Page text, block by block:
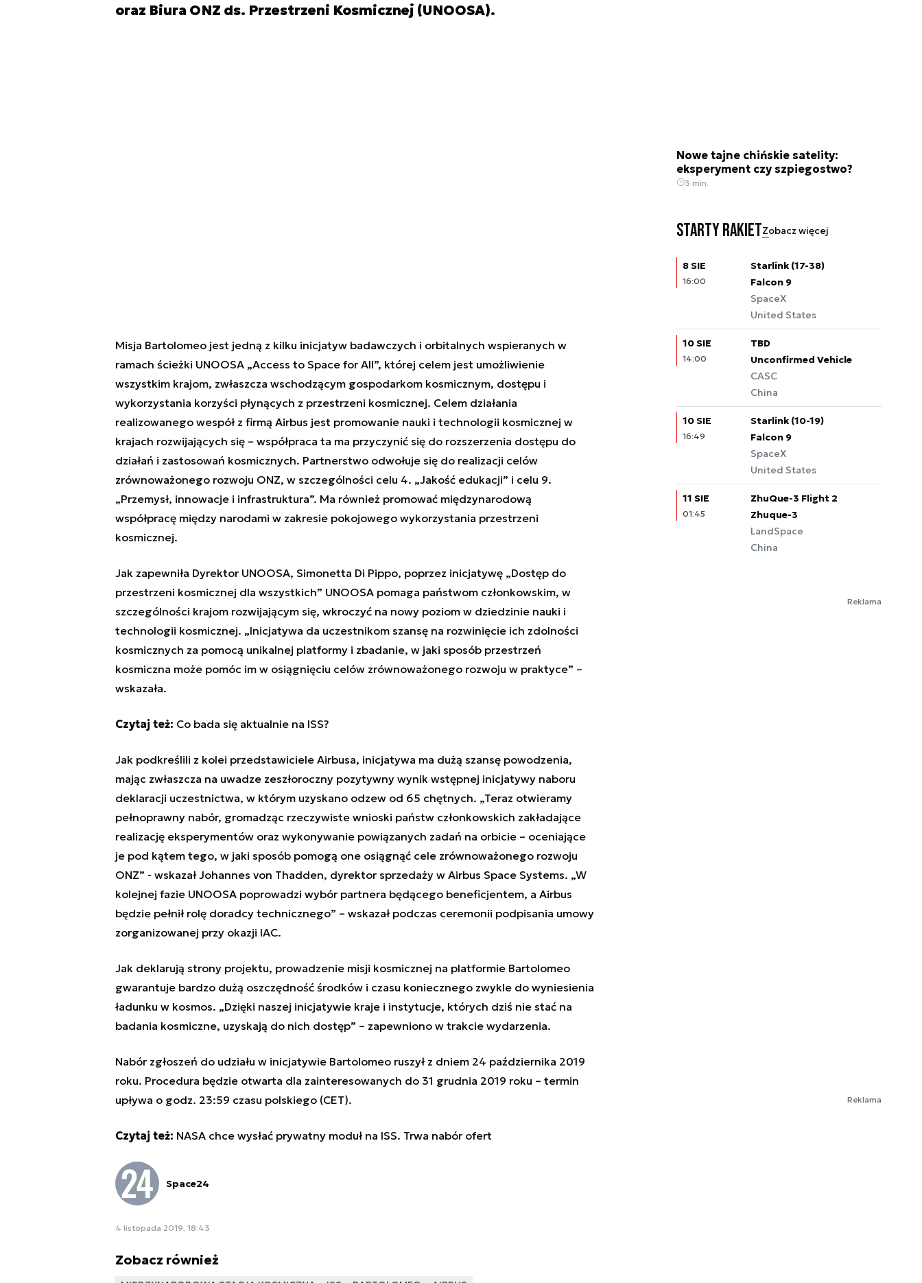
oraz Biura ONZ ds. Przestrzeni Kosmicznej (UNOOSA).
Misja Bartolomeo jest jedną z kilku inicjatyw badawczych i orbitalnych wspieranych w
ramach ścieżki UNOOSA „Access to Space for All”, której celem jest umożliwienie
wszystkim krajom, zwłaszcza wschodzącym gospodarkom kosmicznym, dostępu i
wykorzystania korzyści płynących z przestrzeni kosmicznej. Celem działania
realizowanego wespół z firmą Airbus jest promowanie nauki i technologii kosmicznej w
krajach rozwijających się – współpraca ta ma przyczynić się do rozszerzenia dostępu do
działań i zastosowań kosmicznych. Partnerstwo odwołuje się do realizacji celów
zrównoważonego rozwoju ONZ, w szczególności celu 4. „Jakość edukacji” i celu 9.
„Przemysł, innowacje i infrastruktura”. Ma również promować międzynarodową
współpracę między narodami w zakresie pokojowego wykorzystania przestrzeni
kosmicznej.
Jak zapewniła Dyrektor UNOOSA, Simonetta Di Pippo, poprzez inicjatywę „Dostęp do
przestrzeni kosmicznej dla wszystkich” UNOOSA pomaga państwom członkowskim, w
szczególności krajom rozwijającym się, wkroczyć na nowy poziom w dziedzinie nauki i
technologii kosmicznej. „Inicjatywa da uczestnikom szansę na rozwinięcie ich zdolności
kosmicznych za pomocą unikalnej platformy i zbadanie, w jaki sposób przestrzeń
kosmiczna może pomóc im w osiągnięciu celów zrównoważonego rozwoju w praktyce” –
wskazała.
Czytaj też: Co bada się aktualnie na ISS?
Jak podkreślili z kolei przedstawiciele Airbusa, inicjatywa ma dużą szansę powodzenia,
mając zwłaszcza na uwadze zeszłoroczny pozytywny wynik wstępnej inicjatywy naboru
deklaracji uczestnictwa, w którym uzyskano odzew od 65 chętnych. „Teraz otwieramy
pełnoprawny nabór, gromadząc rzeczywiste wnioski państw członkowskich zakładające
realizację eksperymentów oraz wykonywanie powiązanych zadań na orbicie – oceniające
je pod kątem tego, w jaki sposób pomogą one osiągnąć cele zrównoważonego rozwoju
ONZ” - wskazał Johannes von Thadden, dyrektor sprzedaży w Airbus Space Systems. „W
kolejnej fazie UNOOSA poprowadzi wybór partnera będącego beneficjentem, a Airbus
będzie pełnił rolę doradcy technicznego” – wskazał podczas ceremonii podpisania umowy
zorganizowanej przy okazji IAC.
Jak deklarują strony projektu, prowadzenie misji kosmicznej na platformie Bartolomeo
gwarantuje bardzo dużą oszczędność środków i czasu koniecznego zwykle do wyniesienia
ładunku w kosmos. „Dzięki naszej inicjatywie kraje i instytucje, których dziś nie stać na
badania kosmiczne, uzyskają do nich dostęp” – zapewniono w trakcie wydarzenia.
Nabór zgłoszeń do udziału w inicjatywie Bartolomeo ruszył z dniem 24 października 2019
roku. Procedura będzie otwarta dla zainteresowanych do 31 grudnia 2019 roku – termin
upływa o godz. 23:59 czasu polskiego (CET).
Czytaj też: NASA chce wysłać prywatny moduł na ISS. Trwa nabór ofert
Space24
4 listopada 2019, 18:43
Zobacz również
Nowe tajne chińskie satelity:
eksperyment czy szpiegostwo?
3 min.
Starty rakietZobacz więcej
8 SIE
16:00
Starlink (17-38)
Falcon 9
SpaceX
United States
10 SIE
14:00
TBD
Unconfirmed Vehicle
CASC
China
10 SIE
16:49
Starlink (10-19)
Falcon 9
SpaceX
United States
11 SIE
01:45
ZhuQue-3 Flight 2
Zhuque-3
LandSpace
China
Reklama
Reklama